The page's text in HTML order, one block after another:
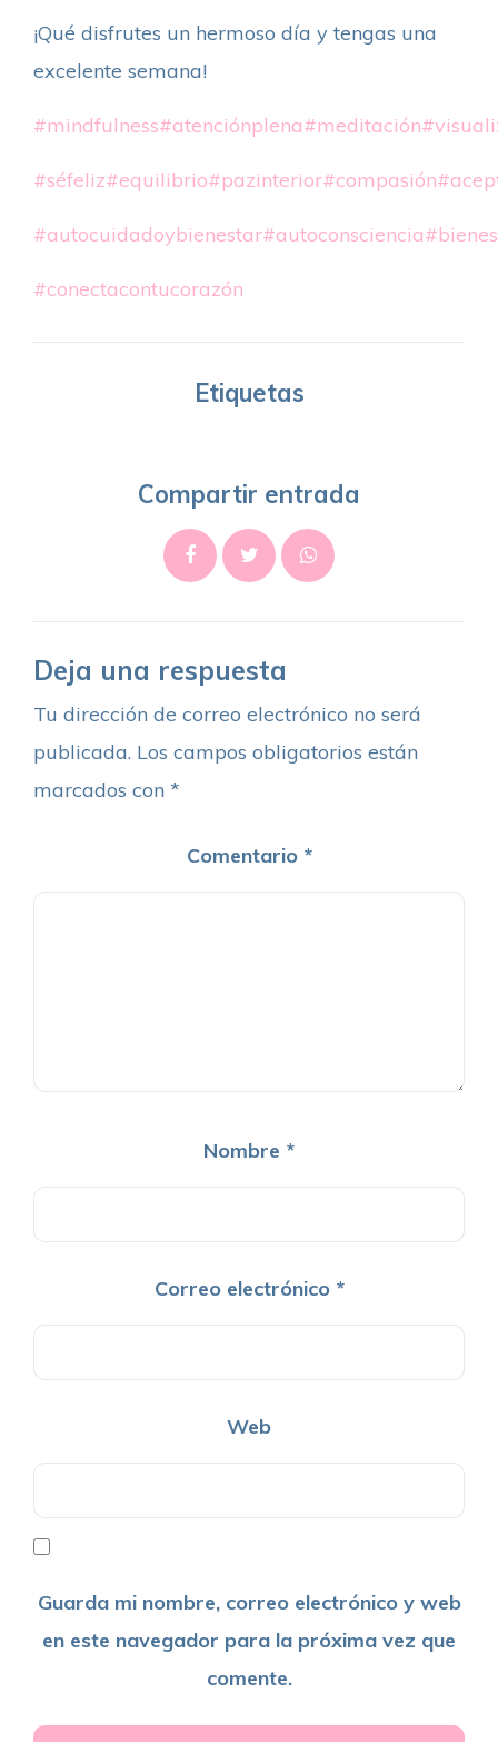
¡Qué disfrutes un hermoso día y tengas una
excelente semana!
#mindfulness#atenciónplena#meditación
#séfeliz#equilibrio#pazinterior#compasión
#autocuidadoybienestar#autoconsciencia
#conectacontucorazón
Etiquetas
Compartir entrada
Deja una respuesta
Tu dirección de correo electrónico no será
publicada. Los campos obligatorios están
marcados con *
Comentario *
Nombre *
Correo electrónico *
Web
Guarda mi nombre, correo electrónico y web
en este navegador para la próxima vez que
comente.